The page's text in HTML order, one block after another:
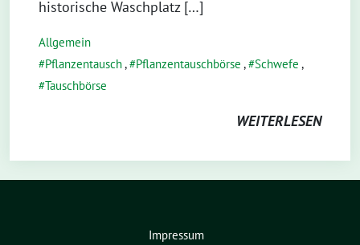
historische Waschplatz […]
Allgemein
Pflanzentausch, Pflanzentauschbörse , Schwefe ,
Tauschbörse
WEITERLESEN
Impressum